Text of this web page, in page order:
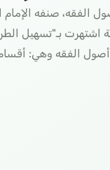
الفقه، صنفه
اشتهرت بـ"تسهيل
الفقه وهي: أقسام